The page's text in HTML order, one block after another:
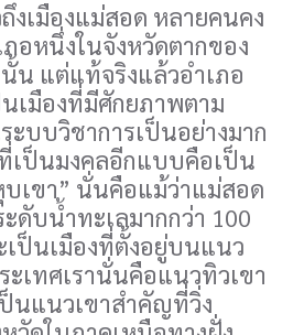
มืองแม่สอด หลายคนคง
อหนึ่งในจังหวัดตากของ
น แต่แท้จริงแล้วอำเภอ
เมืองที่มีศักยภาพตาม
ะบบวิชาการเป็นอย่างมาก
เป็นมงคลอีกแบบคือเป็น
บเขา” นั่นคือแม้ว่าแม่สอด
ะดับน้ำทะเลมากกว่า 100
เป็นเมืองที่ตั้งอยู่บนแนว
เทศเรานั่นคือแนวทิวเขา
นแนวเขาสำคัญที่วิ่ง